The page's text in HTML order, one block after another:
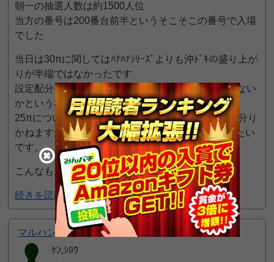
朝一の抽選人数は約1500人位
当方の番号は200番台前半というそこそこの番号で入場
でした
当日は30πに関してはﾊﾅﾊﾅｼﾘｰｽﾞよりも沖ﾄﾞｷの盛り上が
りが半端ではなかったです
設定配分についても全456以上の配分だったんじゃない
かという程の全体的に挙動も良かったです。
25πについては、あまり近づかなかった為、挙動は分り
かねますが、通常の7の日よりは良い状況だったみたい
です。
こんなもんかな。
続きを読む 10pt GET!
マルハン中川店
ｹﾝ,ｼﾛｳ